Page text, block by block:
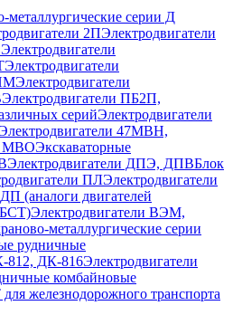
металлургические серии Д
2ПЭлектродвигатели
Электродвигатели
Электродвигатели
Электродвигатели
Электродвигатели ПБ2П,
серийЭлектродвигатели
47MBH,
MBOЭкскаваторные
Электродвигатели ДПЭ, ДПВБлок
ПЛЭлектродвигатели
(аналоги двигателей
Электродвигатели ВЭМ,
металлургические серии
рудничные
812, ДК-816Электродвигатели
комбайновые
железнодорожного транспорта